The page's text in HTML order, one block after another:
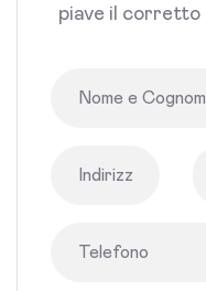
piave il corretto